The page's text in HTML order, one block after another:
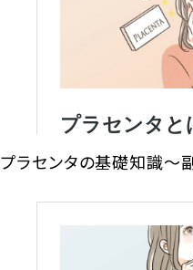
プラセンタの基礎知識～